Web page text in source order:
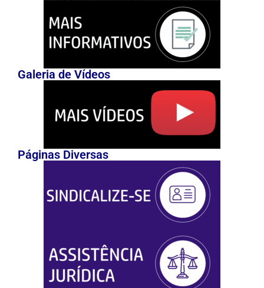
Galeria de Vídeos
Páginas Diversas